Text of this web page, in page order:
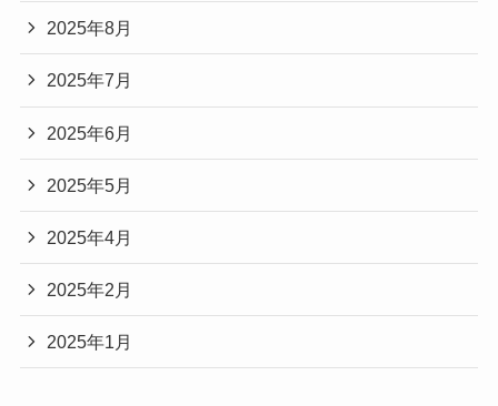
2025年8月
2025年7月
2025年6月
2025年5月
2025年4月
2025年2月
2025年1月